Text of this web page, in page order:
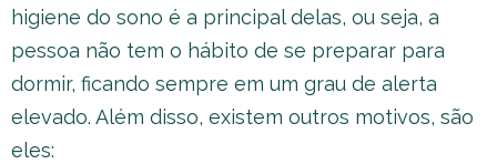
higiene do sono é a principal delas, ou seja, a
pessoa não tem o hábito de se preparar para
dormir, ficando sempre em um grau de alerta
elevado. Além disso, existem outros motivos, são
eles: